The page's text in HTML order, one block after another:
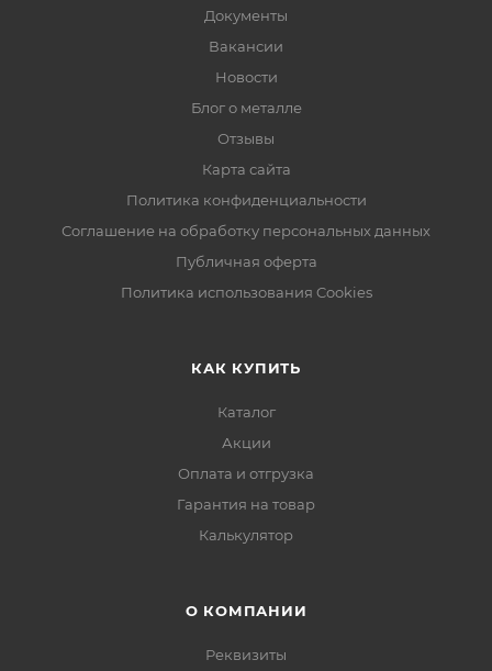
Документы
Вакансии
Новости
Блог о металле
Отзывы
Карта сайта
Политика конфиденциальности
Соглашение на обработку персональных данных
Публичная оферта
Политика использования Cookies
КАК КУПИТЬ
Каталог
Акции
Оплата и отгрузка
Гарантия на товар
Калькулятор
О КОМПАНИИ
Реквизиты